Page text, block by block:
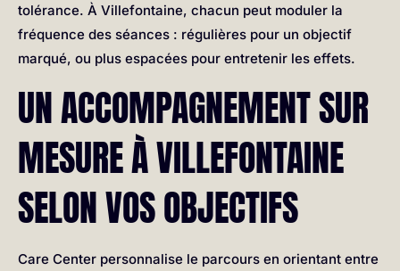
tolérance. À Villefontaine, chacun peut moduler la
fréquence des séances : régulières pour un objectif
marqué, ou plus espacées pour entretenir les effets.
UN ACCOMPAGNEMENT SUR
MESURE À VILLEFONTAINE
SELON VOS OBJECTIFS
Care Center personnalise le parcours en orientant entre